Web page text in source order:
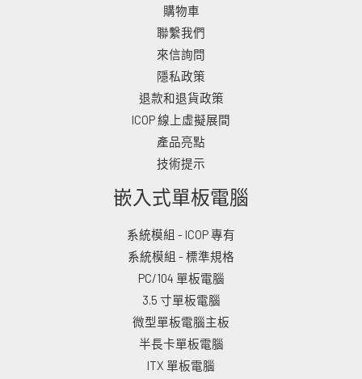
購物車
聯繫我們
來信詢問
隱私政策
退款和退貨政策
ICOP 線上虛擬展間
產品亮點
技術提示
嵌入式單板電腦
系統模組 - ICOP 專有
系統模組 - 標準規格
PC/104 單板電腦
3.5 寸單板電腦
微型單板電腦主板
半長卡單板電腦
ITX 單板電腦